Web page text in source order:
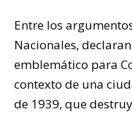
Entre los
Nacionales,
emblemático para
contexto de una
de 1939, que